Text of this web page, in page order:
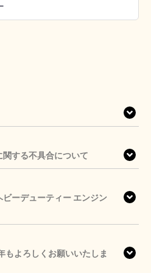
関する不具合について
ビーデューティー エンジン
もよろしくお願いいたしま